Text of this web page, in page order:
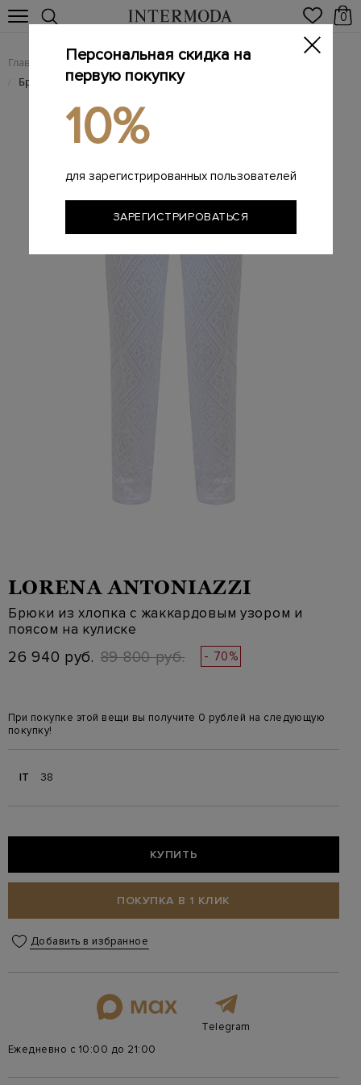
0
Главная Женщинам / Женская одежда / Женские брюки
/ Брюки из хлопка с жаккардовым узором и поясом на кулиске
LORENA ANTONIAZZI
Брюки из хлопка с жаккардовым узором и
поясом на кулиске
26 940 руб. 89 800 руб. - 70%
При покупке этой вещи вы получите 0 рублей на следующую
покупку!
IT 38
КУПИТЬ
ПОКУПКА В 1 КЛИК
Добавить в избранное
Telegram
Ежедневно с 10:00 до 21:00
Персональная скидка на
первую покупку
10%
для зарегистрированных пользователей
ЗАРЕГИСТРИРОВАТЬСЯ